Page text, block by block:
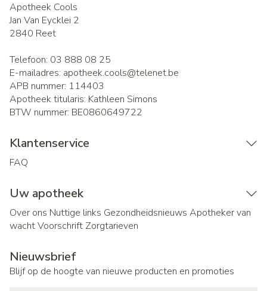
Apotheek Cools
Jan Van Eycklei 2
2840 Reet
Telefoon: 03 888 08 25
E-mailadres: apotheek.cools@telenet.be
APB nummer: 114403
Apotheek titularis: Kathleen Simons
BTW nummer: BE0860649722
Klantenservice
FAQ
Uw apotheek
Over ons Nuttige links Gezondheidsnieuws Apotheker van
wachtVoorschrift Zorgtarieven
Nieuwsbrief
Blijf op de hoogte van nieuwe producten en promoties